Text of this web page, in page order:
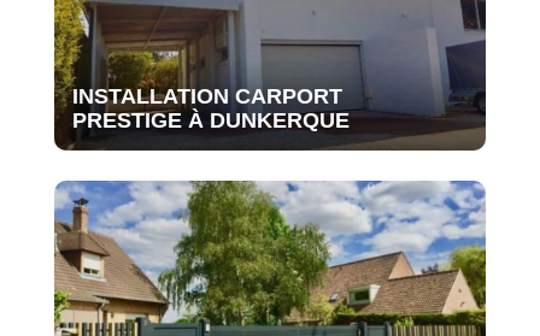
INSTALLATION CARPORT
PRESTIGE À DUNKERQUE